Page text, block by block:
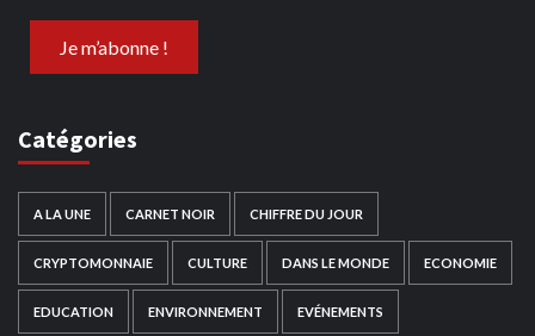
Catégories
A LA UNE CARNET NOIR CHIFFRE DU JOUR
CRYPTOMONNAIE CULTURE DANS LE MONDE ECONOMIE
EDUCATION ENVIRONNEMENT EVÉNEMENTS